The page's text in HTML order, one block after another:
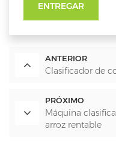
ENTREGAR
ANTERIOR
Clasificador de
PRÓXIMO
Máquina
arroz rentable